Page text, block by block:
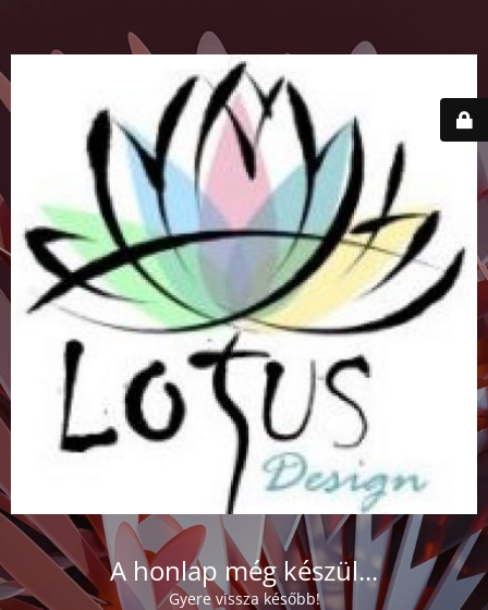
A honlap még készül...
Gyere vissza később!